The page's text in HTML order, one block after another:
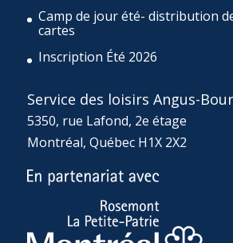
Camp de jour été- distribution
cartes
Inscription Été 2026
Service des loisirs Angus-
5350, rue Lafond, 2e étage
Montréal, Québec H1X 2X2